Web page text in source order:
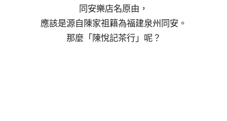
同安樂店名原由，
應該是源自陳家祖籍為福建泉州同安。
那麼「陳悅記茶行」呢？